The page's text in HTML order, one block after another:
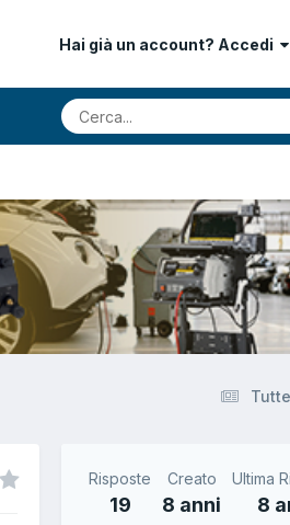
Hai già un account? Accedi
Risposte
19
Creato
8 anni
Ultima
8